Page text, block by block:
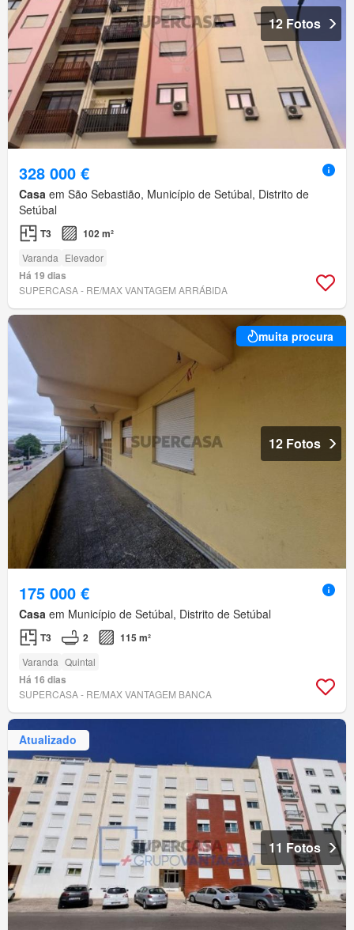
12 Fotos
328 000 €
Casa em São Sebastião, Município de Setúbal, Distrito de
Setúbal
T3 102 m²
Varanda Elevador
Há 19 dias
SUPERCASA - RE/MAX VANTAGEM ARRÁBIDA
muita procura
12 Fotos
175 000 €
Casa em Município de Setúbal, Distrito de Setúbal
T3 2 115 m²
Varanda Quintal
Há 16 dias
SUPERCASA - RE/MAX VANTAGEM BANCA
Atualizado
11 Fotos